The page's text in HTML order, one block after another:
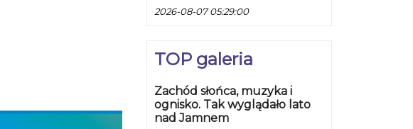
2026-08-07 05:29:00
TOP galeria
Zachód słońca, muzyka i
ognisko. Tak wyglądało lato
nad Jamnem